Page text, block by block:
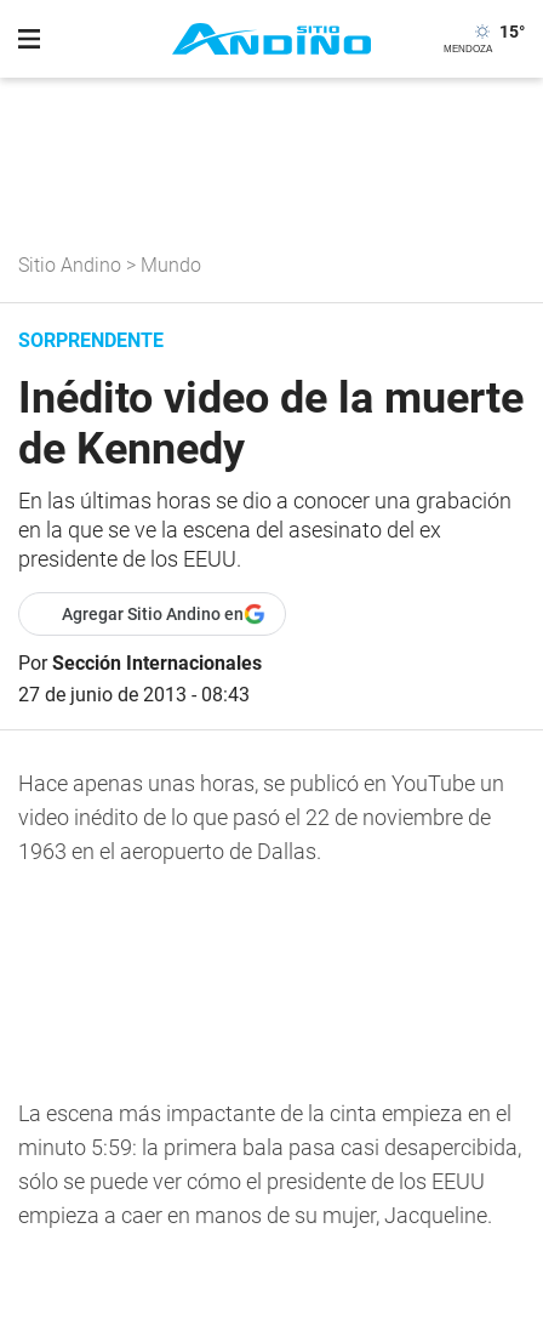
15°
Sitio Andino > Mundo
SORPRENDENTE
Inédito video de la muerte
de Kennedy
En las últimas horas se dio a conocer una grabación
en la que se ve la escena del asesinato del ex
presidente de los EEUU.
Agregar Sitio Andino en
PorSección Internacionales
27 de junio de 2013 - 08:43
Hace apenas unas horas, se publicó en YouTube un
video inédito de lo que pasó el 22 de noviembre de
1963 en el aeropuerto de Dallas.
La escena más impactante de la cinta empieza en el
minuto 5:59: la primera bala pasa casi desapercibida,
sólo se puede ver cómo el presidente de los EEUU
empieza a caer en manos de su mujer, Jacqueline.